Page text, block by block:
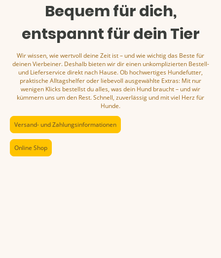
Bequem für dich,
entspannt für dein Tier
Wir wissen, wie wertvoll deine Zeit ist – und wie wichtig das Beste für
deinen Vierbeiner. Deshalb bieten wir dir einen unkomplizierten Bestell-
und Lieferservice direkt nach Hause. Ob hochwertiges Hundefutter,
praktische Alltagshelfer oder liebevoll ausgewählte Extras: Mit nur
wenigen Klicks bestellst du alles, was dein Hund braucht – und wir
kümmern uns um den Rest. Schnell, zuverlässig und mit viel Herz für
Hunde.
Versand- und Zahlungsinformationen
Online Shop